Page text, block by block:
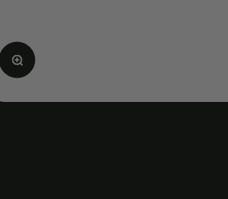
Ampliar la imagen